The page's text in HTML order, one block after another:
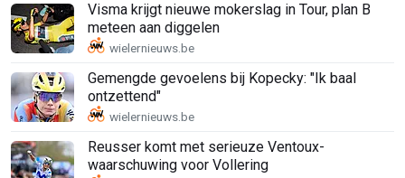
Visma krijgt nieuwe mokerslag in Tour, plan B
meteen aan diggelen
Gemengde gevoelens bij Kopecky: "Ik baal
ontzettend"
Reusser komt met serieuze Ventoux-
waarschuwing voor Vollering